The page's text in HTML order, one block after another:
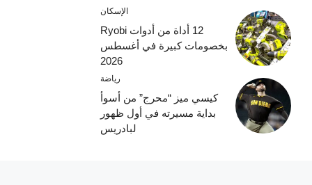
الإسكان
12 أداة من أدوات Ryobi
بخصومات كبيرة في أغسطس
2026
رياضة
كيسي ميز “محرج” من أسوأ
بداية مسيرته في أول ظهور
لبادريس